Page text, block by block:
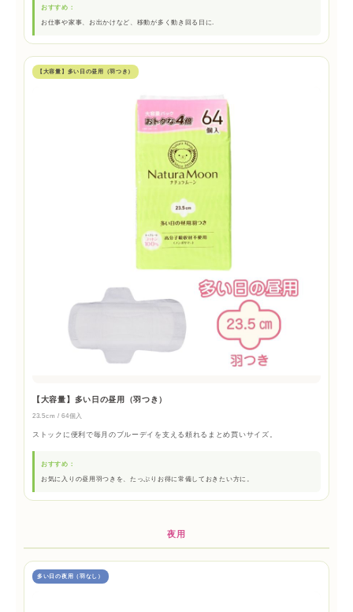
おすすめ：
お仕事や家事、お出かけなど、移動が多く動き回る日に.
【大容量】多い日の昼用（羽つき）
【大容量】多い日の昼用（羽つき）
23.5cm / 64個入
ストックに便利で毎月のブルーデイを支える頼れるまとめ買いサイズ。
おすすめ：
お気に入りの昼用羽つきを、たっぷりお得に常備しておきたい方に。
夜用
多い日の夜用（羽なし）